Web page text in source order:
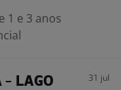
1 e 3 anos
- LAGO
31 jul